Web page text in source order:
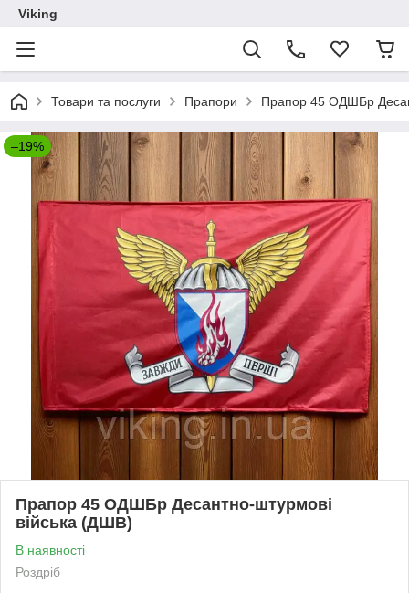
Viking
Товари та послуги Прапори Прапор 45 ОДШБр
–19%
Прапор 45 ОДШБр Десантно-штурмові
війська (ДШВ)
В наявності
Роздріб